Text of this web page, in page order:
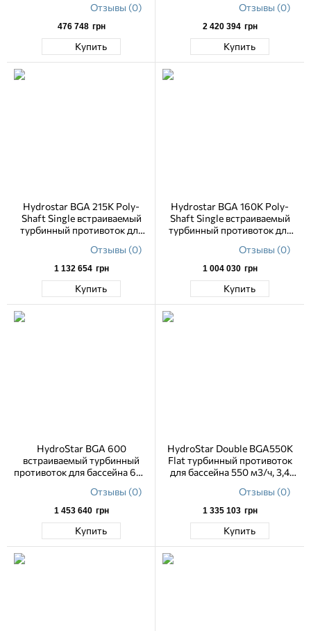
Poly ShaftОтзывы (0)
476 748 грн
Купить
Отзывы (0)
2 420 394 грн
Купить
Hydrostar BGA 215K Poly-
Shaft Single встраиваемый
турбинный противоток для
лицевая панель пластик
Отзывы (0)
1 132 654 грн
Купить
Hydrostar BGA 160K Poly-
Shaft Single встраиваемый
турбинный противоток для
лицевая панель пластик
Отзывы (0)
1 004 030 грн
Купить
HydroStar BGA 600
встраиваемый турбинный
противоток для бассейна 600
Отзывы (0)
1 453 640 грн
Купить
HydroStar Double BGA550K
Flat турбинный противоток
для бассейна 550 м3/ч, 3,4
Отзывы (0)
1 335 103 грн
Купить